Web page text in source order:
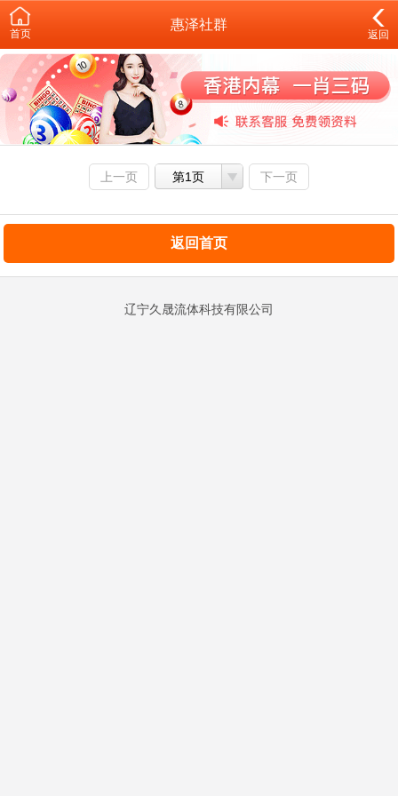
首页
惠泽社群
返回
上一页 第1页 下一页
返回首页
辽宁久晟流体科技有限公司